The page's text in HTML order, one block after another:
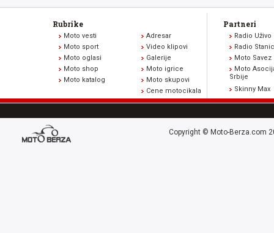
Rubrike
Moto vesti
Moto sport
Moto oglasi
Moto shop
Moto katalog
Adresar
Video klipovi
Galerije
Moto igrice
Moto skupovi
Cene motocikala
Partneri
Radio Uživo
Radio
Moto Savez
Moto
Srbije
Skinny Max
Copyright © Moto-Berza.com